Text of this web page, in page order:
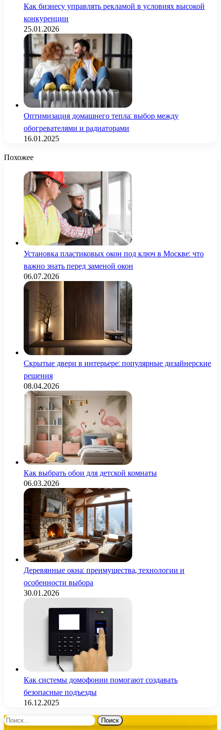
Как бизнесу управлять рекламой в условиях высокой
конкуренции
25.01.2026
Оптимизация домашнего тепла: выбор между
обогревателями и радиаторами
16.01.2025
Похожее
Установка пластиковых окон под ключ в Москве: что
важно знать перед заменой окон
06.07.2026
Скрытые двери в интерьере: популярные дизайнерские
решения
08.04.2026
Как выбрать обои для детской комнаты
06.03.2026
Деревянные окна: преимущества, технологии и
особенности выбора
30.01.2026
Как системы домофонии помогают создавать
безопасные подъезды
16.12.2025
Найти: